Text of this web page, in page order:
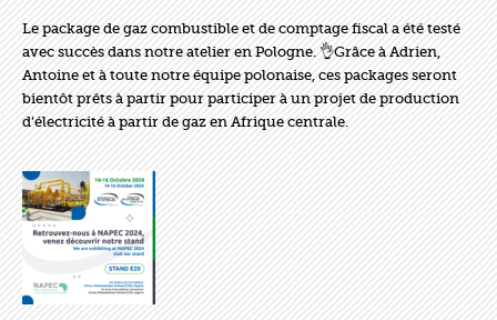
Un
Le package de gaz combustible et de comptage fiscal a été testé
avec succès dans notre atelier en Pologne. 👌Grâce à Adrien,
Antoine et à toute notre équipe polonaise, ces packages seront
bientôt prêts à partir pour participer à un projet de production
d’électricité à partir de gaz en Afrique centrale.